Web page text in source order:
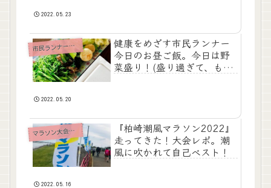
2022.05.23
市
民ランナーの食事
健康をめざす市民ランナー
今日のお昼ご飯。今日は野
菜盛り！(盛り過ぎて、もは
2022.05.20
マラソン大会レポート
『柏崎潮風マラソン2022』
走ってきた！大会レポ。潮
風に吹かれて自己ベスト！
2022.05.16